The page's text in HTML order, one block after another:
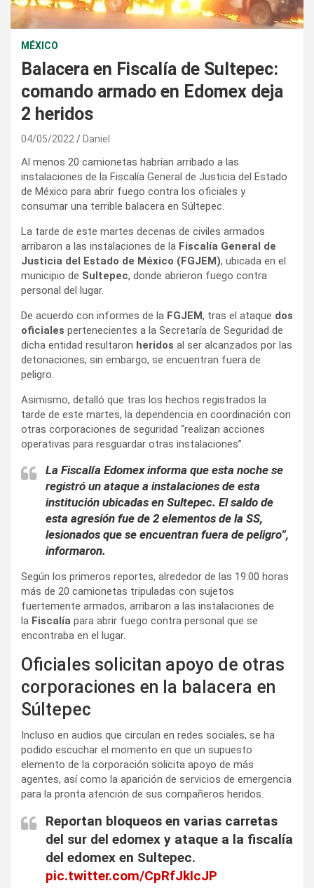
MÉXICO
Balacera en Fiscalía de Sultepec:
comando armado en Edomex deja
2 heridos
04/05/2022 Daniel
Al menos 20 camionetas habrían arribado a las
instalaciones de la Fiscalía General de Justicia del Estado
de México para abrir fuego contra los oficiales y
consumar una terrible balacera en Súltepec.
La tarde de este martes decenas de civiles armados
arribaron a las instalaciones de la Fiscalía General de
Justicia del Estado de México (FGJEM), ubicada en el
municipio de Sultepec, donde abrieron fuego contra
personal del lugar.
De acuerdo con informes de la FGJEM, tras el ataque dos
oficiales pertenecientes a la Secretaría de Seguridad de
dicha entidad resultaron heridos al ser alcanzados por las
detonaciones; sin embargo, se encuentran fuera de
peligro.
Asimismo, detalló que tras los hechos registrados la
tarde de este martes, la dependencia en coordinación con
otras corporaciones de seguridad “realizan acciones
operativas para resguardar otras instalaciones”.
La Fiscalía Edomex informa que esta noche se
registró un ataque a instalaciones de esta
institución ubicadas en Sultepec. El saldo de
esta agresión fue de 2 elementos de la SS,
lesionados que se encuentran fuera de peligro”,
informaron.
Según los primeros reportes, alrededor de las 19:00 horas
más de 20 camionetas tripuladas con sujetos
fuertemente armados, arribaron a las instalaciones de
la Fiscalía para abrir fuego contra personal que se
encontraba en el lugar.
Oficiales solicitan apoyo de otras
corporaciones en la balacera en
Súltepec
Incluso en audios que circulan en redes sociales, se ha
podido escuchar el momento en que un supuesto
elemento de la corporación solicita apoyo de más
agentes, así como la aparición de servicios de emergencia
para la pronta atención de sus compañeros heridos.
Reportan bloqueos en varias carretas
del sur del edomex y ataque a la fiscalía
del edomex en Sultepec.
pic.twitter.com/CpRfJkIcJP